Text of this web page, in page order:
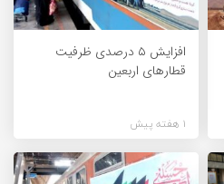
افزایش ۵ درصدی ظرفیت
قطارهای اربعین
1 هفته پیش